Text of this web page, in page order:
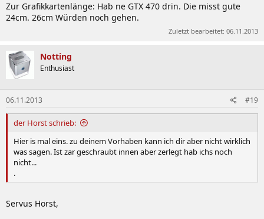
Zur Grafikkartenlänge: Hab ne GTX 470 drin. Die misst gute
24cm. 26cm Würden noch gehen.
Zuletzt bearbeitet: 06.11.2013
Notting
Enthusiast
06.11.2013 #19
der Horst schrieb:
Hier is mal eins. zu deinem Vorhaben kann ich dir aber nicht wirklich
was sagen. Ist zar geschraubt innen aber zerlegt hab ichs noch
nicht...
.
Servus Horst,